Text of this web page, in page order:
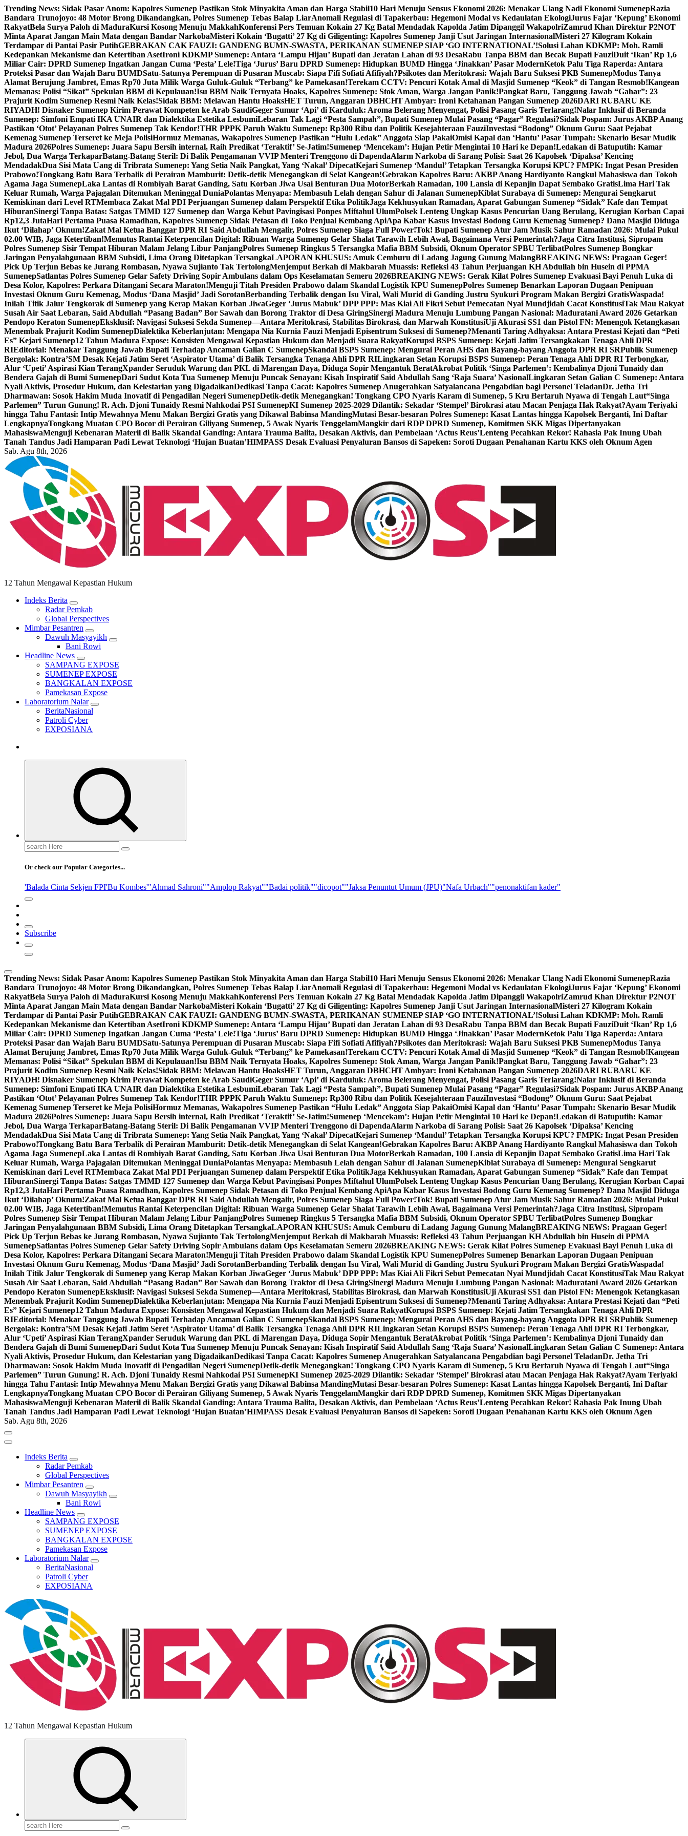
Skip
to
content
Trending News: Sidak Pasar Anom: Kapolres Sumenep Pastikan Stok Minyakita Aman dan Harga Stabil10 Hari Menuju Sensus Ekonomi 2026: Menakar Ulang Nadi Ekonomi SumenepRazia
Bandara Trunojoyo: 48 Motor Brong Dikandangkan, Polres Sumenep Tebas Balap LiarAnomali Regulasi di Tapakerbau: Hegemoni Modal vs Kedaulatan EkologiJurus Fajar ‘Kepung’ Ekonomi
RakyatBela Surya Paloh di MaduraKursi Kosong Menuju MakkahKonferensi Pers Temuan Kokain 27 Kg Batal Mendadak Kapolda Jatim Dipanggil WakapolriZamrud Khan Direktur P2NOT
Minta Aparat Jangan Main Mata dengan Bandar NarkobaMisteri Kokain ‘Bugatti’ 27 Kg di Giligenting: Kapolres Sumenep Janji Usut Jaringan InternasionalMisteri 27 Kilogram Kokain
Terdampar di Pantai Pasir PutihGEBRAKAN CAK FAUZI: GANDENG BUMN-SWASTA, PERIKANAN SUMENEP SIAP ‘GO INTERNATIONAL’!Solusi Lahan KDKMP: Moh. Ramli
Kedepankan Mekanisme dan Ketertiban AsetIroni KDKMP Sumenep: Antara ‘Lampu Hijau’ Bupati dan Jeratan Lahan di 93 DesaRabu Tanpa BBM dan Becak Bupati FauziDuit ‘Ikan’ Rp 1,6
Miliar Cair: DPRD Sumenep Ingatkan Jangan Cuma ‘Pesta’ Lele!Tiga ‘Jurus’ Baru DPRD Sumenep: Hidupkan BUMD Hingga ‘Jinakkan’ Pasar ModernKetok Palu Tiga Raperda: Antara
Proteksi Pasar dan Wajah Baru BUMDSatu-Satunya Perempuan di Pusaran Muscab: Siapa Fifi Sofiati Afifiyah?Psikotes dan Meritokrasi: Wajah Baru Suksesi PKB SumenepModus Tanya
Alamat Berujung Jambret, Emas Rp70 Juta Milik Warga Guluk-Guluk “Terbang” ke Pamekasan!Terekam CCTV: Pencuri Kotak Amal di Masjid Sumenep “Keok” di Tangan Resmob!Kangean
Memanas: Polisi “Sikat” Spekulan BBM di Kepulauan!Isu BBM Naik Ternyata Hoaks, Kapolres Sumenep: Stok Aman, Warga Jangan Panik!Pangkat Baru, Tanggung Jawab “Gahar”: 23
Prajurit Kodim Sumenep Resmi Naik Kelas!Sidak BBM: Melawan Hantu HoaksHET Turun, Anggaran DBHCHT Ambyar: Ironi Ketahanan Pangan Sumenep 2026DARI RUBARU KE
RIYADH! Disnaker Sumenep Kirim Perawat Kompeten ke Arab SaudiGeger Sumur ‘Api’ di Karduluk: Aroma Belerang Menyengat, Polisi Pasang Garis Terlarang!Nalar Inklusif di Beranda
Sumenep: Simfoni Empati IKA UNAIR dan Dialektika Estetika LesbumiLebaran Tak Lagi “Pesta Sampah”, Bupati Sumenep Mulai Pasang “Pagar” Regulasi?Sidak Pospam: Jurus AKBP Anang
Pastikan ‘Otot’ Pelayanan Polres Sumenep Tak Kendor!THR PPPK Paruh Waktu Sumenep: Rp300 Ribu dan Politik Kesejahteraan FauziInvestasi “Bodong” Oknum Guru: Saat Pejabat
Kemenag Sumenep Terseret ke Meja PolisiHormuz Memanas, Wakapolres Sumenep Pastikan “Hulu Ledak” Anggota Siap PakaiOmisi Kapal dan ‘Hantu’ Pasar Tumpah: Skenario Besar Mudik
Madura 2026Polres Sumenep: Juara Sapu Bersih internal, Raih Predikat ‘Teraktif’ Se-Jatim!Sumenep ‘Mencekam’: Hujan Petir Mengintai 10 Hari ke Depan!Ledakan di Batuputih: Kamar
Jebol, Dua Warga TerkaparBatang-Batang Steril: Di Balik Pengamanan VVIP Menteri Trenggono di DapendaAlarm Narkoba di Sarang Polisi: Saat 26 Kapolsek ‘Dipaksa’ Kencing
MendadakDua Sisi Mata Uang di Tribrata Sumenep: Yang Setia Naik Pangkat, Yang ‘Nakal’ DipecatKejari Sumenep ‘Mandul’ Tetapkan Tersangka Korupsi KPU? FMPK: Ingat Pesan Presiden
Prabowo!Tongkang Batu Bara Terbalik di Perairan Mamburit: Detik-detik Menegangkan di Selat Kangean!Gebrakan Kapolres Baru: AKBP Anang Hardiyanto Rangkul Mahasiswa dan Tokoh
Agama Jaga SumenepLaka Lantas di Rombiyah Barat Ganding, Satu Korban Jiwa Usai Benturan Dua MotorBerkah Ramadan, 100 Lansia di Kepanjin Dapat Sembako GratisLima Hari Tak
Keluar Rumah, Warga Pajagalan Ditemukan Meninggal DuniaPolantas Menyapa: Membasuh Lelah dengan Sahur di Jalanan SumenepKiblat Surabaya di Sumenep: Mengurai Sengkarut
Kemiskinan dari Level RTMembaca Zakat Mal PDI Perjuangan Sumenep dalam Perspektif Etika PolitikJaga Kekhusyukan Ramadan, Aparat Gabungan Sumenep “Sidak” Kafe dan Tempat
HiburanSinergi Tanpa Batas: Satgas TMMD 127 Sumenep dan Warga Kebut Pavingisasi Ponpes Miftahul UlumPolsek Lenteng Ungkap Kasus Pencurian Uang Berulang, Kerugian Korban Capai
Rp12,3 JutaHari Pertama Puasa Ramadhan, Kapolres Sumenep Sidak Petasan di Toko Penjual Kembang ApiApa Kabar Kasus Investasi Bodong Guru Kemenag Sumenep? Dana Masjid Diduga
Ikut ‘Dilahap’ Oknum!Zakat Mal Ketua Banggar DPR RI Said Abdullah Mengalir, Polres Sumenep Siaga Full Power!Tok! Bupati Sumenep Atur Jam Musik Sahur Ramadan 2026: Mulai Pukul
02.00 WIB, Jaga Ketertiban!Memutus Rantai Keterpencilan Digital: Ribuan Warga Sumenep Gelar Shalat Tarawih Lebih Awal, Bagaimana Versi Pemerintah?Jaga Citra Institusi, Sipropam
Polres Sumenep Sisir Tempat Hiburan Malam Jelang Libur PanjangPolres Sumenep Ringkus 5 Tersangka Mafia BBM Subsidi, Oknum Operator SPBU TerlibatPolres Sumenep Bongkar
Jaringan Penyalahgunaan BBM Subsidi, Lima Orang Ditetapkan TersangkaLAPORAN KHUSUS: Amuk Cemburu di Ladang Jagung Gunung MalangBREAKING NEWS: Pragaan Geger!
Pick Up Terjun Bebas ke Jurang Rombasan, Nyawa Sujianto Tak TertolongMenjemput Berkah di Makbarah Muassis: Refleksi 43 Tahun Perjuangan KH Abdullah bin Husein di PPMA
SumenepSatlantas Polres Sumenep Gelar Safety Driving Sopir Ambulans dalam Ops Keselamatan Semeru 2026BREAKING NEWS: Gerak Kilat Polres Sumenep Evakuasi Bayi Penuh Luka di
Desa Kolor, Kapolres: Perkara Ditangani Secara Maraton!Menguji Titah Presiden Prabowo dalam Skandal Logistik KPU SumenepPolres Sumenep Benarkan Laporan Dugaan Penipuan
Investasi Oknum Guru Kemenag, Modus ‘Dana Masjid’ Jadi SorotanBerbanding Terbalik dengan Isu Viral, Wali Murid di Ganding Justru Syukuri Program Makan Bergizi GratisWaspada!
Inilah Titik Jalur Tengkorak di Sumenep yang Kerap Makan Korban JiwaGeger ‘Jurus Mabuk’ DPP PPP: Mas Kiai Ali Fikri Sebut Pemecatan Nyai Mundjidah Cacat KonstitusiTak Mau Rakyat
Susah Air Saat Lebaran, Said Abdullah “Pasang Badan” Bor Sawah dan Borong Traktor di Desa GiringSinergi Madura Menuju Lumbung Pangan Nasional: Maduratani Award 2026 Getarkan
Pendopo Keraton SumenepEksklusif: Navigasi Suksesi Sekda Sumenep—Antara Meritokrasi, Stabilitas Birokrasi, dan Marwah KonstitusiUji Akurasi SS1 dan Pistol FN: Menengok Ketangkasan
Menembak Prajurit Kodim SumenepDialektika Keberlanjutan: Mengapa Nia Kurnia Fauzi Menjadi Episentrum Suksesi di Sumenep?Menanti Taring Adhyaksa: Antara Prestasi Kejati dan “Peti
Es” Kejari Sumenep12 Tahun Madura Expose: Konsisten Mengawal Kepastian Hukum dan Menjadi Suara RakyatKorupsi BSPS Sumenep: Kejati Jatim Tersangkakan Tenaga Ahli DPR
RIEditorial: Menakar Tanggung Jawab Bupati Terhadap Ancaman Galian C SumenepSkandal BSPS Sumenep: Mengurai Peran AHS dan Bayang-bayang Anggota DPR RI SRPublik Sumenep
Bergolak: Kontra’SM Desak Kejati Jatim Seret ‘Aspirator Utama’ di Balik Tersangka Tenaga Ahli DPR RILingkaran Setan Korupsi BSPS Sumenep: Peran Tenaga Ahli DPR RI Terbongkar,
Alur ‘Upeti’ Aspirasi Kian TerangXpander Seruduk Warung dan PKL di Marengan Daya, Diduga Sopir Mengantuk BeratAkrobat Politik ‘Singa Parlemen’: Kembalinya Djoni Tunaidy dan
Bendera Gajah di Bumi SumenepDari Sudut Kota Tua Sumenep Menuju Puncak Senayan: Kisah Inspiratif Said Abdullah Sang ‘Raja Suara’ NasionalLingkaran Setan Galian C Sumenep: Antara
Nyali Aktivis, Prosedur Hukum, dan Kelestarian yang DigadaikanDedikasi Tanpa Cacat: Kapolres Sumenep Anugerahkan Satyalancana Pengabdian bagi Personel TeladanDr. Jetha Tri
Dharmawan: Sosok Hakim Muda Inovatif di Pengadilan Negeri SumenepDetik-detik Menegangkan! Tongkang CPO Nyaris Karam di Sumenep, 5 Kru Bertaruh Nyawa di Tengah Laut“Singa
Parlemen” Turun Gunung! R. Ach. Djoni Tunaidy Resmi Nahkodai PSI SumenepKI Sumenep 2025-2029 Dilantik: Sekadar ‘Stempel’ Birokrasi atau Macan Penjaga Hak Rakyat?Ayam Teriyaki
hingga Tahu Fantasi: Intip Mewahnya Menu Makan Bergizi Gratis yang Dikawal Babinsa MandingMutasi Besar-besaran Polres Sumenep: Kasat Lantas hingga Kapolsek Berganti, Ini Daftar
LengkapnyaTongkang Muatan CPO Bocor di Perairan Giliyang Sumenep, 5 Awak Nyaris TenggelamMangkir dari RDP DPRD Sumenep, Komitmen SKK Migas Dipertanyakan
MahasiswaMenguji Kebenaran Materil di Balik Skandal Ganding: Antara Trauma Balita, Desakan Aktivis, dan Pembelaan ‘Actus Reus’Lenteng Pecahkan Rekor! Rahasia Pak Inung Ubah
Tanah Tandus Jadi Hamparan Padi Lewat Teknologi ‘Hujan Buatan’HIMPASS Desak Evaluasi Penyaluran Bansos di Sapeken: Soroti Dugaan Penahanan Kartu KKS oleh Oknum Agen
Sab. Agu 8th, 2026
12 Tahun Mengawal Kepastian Hukum
Indeks Berita
Radar Pemkab
Global Perspectives
Mimbar Pesantren
Dawuh Masyayikh
Bani Rowi
Headline News
SAMPANG EXPOSE
SUMENEP EXPOSE
BANGKALAN EXPOSE
Pamekasan Expose
Laboratorium Nalar
BeritaNasional
Patroli Cyber
EXPOSIANA
Search
for:
Or check our Popular Categories...
'Balada Cinta Sekjen FPI'Bu Kombes'"Ahmad Sahroni""Amplop Rakyat""Badai politik""dicopot""Jaksa Penuntut Umum (JPU)"Nafa Urbach""penonaktifan kader"
Subscribe
Trending News: Sidak Pasar Anom: Kapolres Sumenep Pastikan Stok Minyakita Aman dan Harga Stabil10 Hari Menuju Sensus Ekonomi 2026: Menakar Ulang Nadi Ekonomi SumenepRazia
Bandara Trunojoyo: 48 Motor Brong Dikandangkan, Polres Sumenep Tebas Balap LiarAnomali Regulasi di Tapakerbau: Hegemoni Modal vs Kedaulatan EkologiJurus Fajar ‘Kepung’ Ekonomi
RakyatBela Surya Paloh di MaduraKursi Kosong Menuju MakkahKonferensi Pers Temuan Kokain 27 Kg Batal Mendadak Kapolda Jatim Dipanggil WakapolriZamrud Khan Direktur P2NOT
Minta Aparat Jangan Main Mata dengan Bandar NarkobaMisteri Kokain ‘Bugatti’ 27 Kg di Giligenting: Kapolres Sumenep Janji Usut Jaringan InternasionalMisteri 27 Kilogram Kokain
Terdampar di Pantai Pasir PutihGEBRAKAN CAK FAUZI: GANDENG BUMN-SWASTA, PERIKANAN SUMENEP SIAP ‘GO INTERNATIONAL’!Solusi Lahan KDKMP: Moh. Ramli
Kedepankan Mekanisme dan Ketertiban AsetIroni KDKMP Sumenep: Antara ‘Lampu Hijau’ Bupati dan Jeratan Lahan di 93 DesaRabu Tanpa BBM dan Becak Bupati FauziDuit ‘Ikan’ Rp 1,6
Miliar Cair: DPRD Sumenep Ingatkan Jangan Cuma ‘Pesta’ Lele!Tiga ‘Jurus’ Baru DPRD Sumenep: Hidupkan BUMD Hingga ‘Jinakkan’ Pasar ModernKetok Palu Tiga Raperda: Antara
Proteksi Pasar dan Wajah Baru BUMDSatu-Satunya Perempuan di Pusaran Muscab: Siapa Fifi Sofiati Afifiyah?Psikotes dan Meritokrasi: Wajah Baru Suksesi PKB SumenepModus Tanya
Alamat Berujung Jambret, Emas Rp70 Juta Milik Warga Guluk-Guluk “Terbang” ke Pamekasan!Terekam CCTV: Pencuri Kotak Amal di Masjid Sumenep “Keok” di Tangan Resmob!Kangean
Memanas: Polisi “Sikat” Spekulan BBM di Kepulauan!Isu BBM Naik Ternyata Hoaks, Kapolres Sumenep: Stok Aman, Warga Jangan Panik!Pangkat Baru, Tanggung Jawab “Gahar”: 23
Prajurit Kodim Sumenep Resmi Naik Kelas!Sidak BBM: Melawan Hantu HoaksHET Turun, Anggaran DBHCHT Ambyar: Ironi Ketahanan Pangan Sumenep 2026DARI RUBARU KE
RIYADH! Disnaker Sumenep Kirim Perawat Kompeten ke Arab SaudiGeger Sumur ‘Api’ di Karduluk: Aroma Belerang Menyengat, Polisi Pasang Garis Terlarang!Nalar Inklusif di Beranda
Sumenep: Simfoni Empati IKA UNAIR dan Dialektika Estetika LesbumiLebaran Tak Lagi “Pesta Sampah”, Bupati Sumenep Mulai Pasang “Pagar” Regulasi?Sidak Pospam: Jurus AKBP Anang
Pastikan ‘Otot’ Pelayanan Polres Sumenep Tak Kendor!THR PPPK Paruh Waktu Sumenep: Rp300 Ribu dan Politik Kesejahteraan FauziInvestasi “Bodong” Oknum Guru: Saat Pejabat
Kemenag Sumenep Terseret ke Meja PolisiHormuz Memanas, Wakapolres Sumenep Pastikan “Hulu Ledak” Anggota Siap PakaiOmisi Kapal dan ‘Hantu’ Pasar Tumpah: Skenario Besar Mudik
Madura 2026Polres Sumenep: Juara Sapu Bersih internal, Raih Predikat ‘Teraktif’ Se-Jatim!Sumenep ‘Mencekam’: Hujan Petir Mengintai 10 Hari ke Depan!Ledakan di Batuputih: Kamar
Jebol, Dua Warga TerkaparBatang-Batang Steril: Di Balik Pengamanan VVIP Menteri Trenggono di DapendaAlarm Narkoba di Sarang Polisi: Saat 26 Kapolsek ‘Dipaksa’ Kencing
MendadakDua Sisi Mata Uang di Tribrata Sumenep: Yang Setia Naik Pangkat, Yang ‘Nakal’ DipecatKejari Sumenep ‘Mandul’ Tetapkan Tersangka Korupsi KPU? FMPK: Ingat Pesan Presiden
Prabowo!Tongkang Batu Bara Terbalik di Perairan Mamburit: Detik-detik Menegangkan di Selat Kangean!Gebrakan Kapolres Baru: AKBP Anang Hardiyanto Rangkul Mahasiswa dan Tokoh
Agama Jaga SumenepLaka Lantas di Rombiyah Barat Ganding, Satu Korban Jiwa Usai Benturan Dua MotorBerkah Ramadan, 100 Lansia di Kepanjin Dapat Sembako GratisLima Hari Tak
Keluar Rumah, Warga Pajagalan Ditemukan Meninggal DuniaPolantas Menyapa: Membasuh Lelah dengan Sahur di Jalanan SumenepKiblat Surabaya di Sumenep: Mengurai Sengkarut
Kemiskinan dari Level RTMembaca Zakat Mal PDI Perjuangan Sumenep dalam Perspektif Etika PolitikJaga Kekhusyukan Ramadan, Aparat Gabungan Sumenep “Sidak” Kafe dan Tempat
HiburanSinergi Tanpa Batas: Satgas TMMD 127 Sumenep dan Warga Kebut Pavingisasi Ponpes Miftahul UlumPolsek Lenteng Ungkap Kasus Pencurian Uang Berulang, Kerugian Korban Capai
Rp12,3 JutaHari Pertama Puasa Ramadhan, Kapolres Sumenep Sidak Petasan di Toko Penjual Kembang ApiApa Kabar Kasus Investasi Bodong Guru Kemenag Sumenep? Dana Masjid Diduga
Ikut ‘Dilahap’ Oknum!Zakat Mal Ketua Banggar DPR RI Said Abdullah Mengalir, Polres Sumenep Siaga Full Power!Tok! Bupati Sumenep Atur Jam Musik Sahur Ramadan 2026: Mulai Pukul
02.00 WIB, Jaga Ketertiban!Memutus Rantai Keterpencilan Digital: Ribuan Warga Sumenep Gelar Shalat Tarawih Lebih Awal, Bagaimana Versi Pemerintah?Jaga Citra Institusi, Sipropam
Polres Sumenep Sisir Tempat Hiburan Malam Jelang Libur PanjangPolres Sumenep Ringkus 5 Tersangka Mafia BBM Subsidi, Oknum Operator SPBU TerlibatPolres Sumenep Bongkar
Jaringan Penyalahgunaan BBM Subsidi, Lima Orang Ditetapkan TersangkaLAPORAN KHUSUS: Amuk Cemburu di Ladang Jagung Gunung MalangBREAKING NEWS: Pragaan Geger!
Pick Up Terjun Bebas ke Jurang Rombasan, Nyawa Sujianto Tak TertolongMenjemput Berkah di Makbarah Muassis: Refleksi 43 Tahun Perjuangan KH Abdullah bin Husein di PPMA
SumenepSatlantas Polres Sumenep Gelar Safety Driving Sopir Ambulans dalam Ops Keselamatan Semeru 2026BREAKING NEWS: Gerak Kilat Polres Sumenep Evakuasi Bayi Penuh Luka di
Desa Kolor, Kapolres: Perkara Ditangani Secara Maraton!Menguji Titah Presiden Prabowo dalam Skandal Logistik KPU SumenepPolres Sumenep Benarkan Laporan Dugaan Penipuan
Investasi Oknum Guru Kemenag, Modus ‘Dana Masjid’ Jadi SorotanBerbanding Terbalik dengan Isu Viral, Wali Murid di Ganding Justru Syukuri Program Makan Bergizi GratisWaspada!
Inilah Titik Jalur Tengkorak di Sumenep yang Kerap Makan Korban JiwaGeger ‘Jurus Mabuk’ DPP PPP: Mas Kiai Ali Fikri Sebut Pemecatan Nyai Mundjidah Cacat KonstitusiTak Mau Rakyat
Susah Air Saat Lebaran, Said Abdullah “Pasang Badan” Bor Sawah dan Borong Traktor di Desa GiringSinergi Madura Menuju Lumbung Pangan Nasional: Maduratani Award 2026 Getarkan
Pendopo Keraton SumenepEksklusif: Navigasi Suksesi Sekda Sumenep—Antara Meritokrasi, Stabilitas Birokrasi, dan Marwah KonstitusiUji Akurasi SS1 dan Pistol FN: Menengok Ketangkasan
Menembak Prajurit Kodim SumenepDialektika Keberlanjutan: Mengapa Nia Kurnia Fauzi Menjadi Episentrum Suksesi di Sumenep?Menanti Taring Adhyaksa: Antara Prestasi Kejati dan “Peti
Es” Kejari Sumenep12 Tahun Madura Expose: Konsisten Mengawal Kepastian Hukum dan Menjadi Suara RakyatKorupsi BSPS Sumenep: Kejati Jatim Tersangkakan Tenaga Ahli DPR
RIEditorial: Menakar Tanggung Jawab Bupati Terhadap Ancaman Galian C SumenepSkandal BSPS Sumenep: Mengurai Peran AHS dan Bayang-bayang Anggota DPR RI SRPublik Sumenep
Bergolak: Kontra’SM Desak Kejati Jatim Seret ‘Aspirator Utama’ di Balik Tersangka Tenaga Ahli DPR RILingkaran Setan Korupsi BSPS Sumenep: Peran Tenaga Ahli DPR RI Terbongkar,
Alur ‘Upeti’ Aspirasi Kian TerangXpander Seruduk Warung dan PKL di Marengan Daya, Diduga Sopir Mengantuk BeratAkrobat Politik ‘Singa Parlemen’: Kembalinya Djoni Tunaidy dan
Bendera Gajah di Bumi SumenepDari Sudut Kota Tua Sumenep Menuju Puncak Senayan: Kisah Inspiratif Said Abdullah Sang ‘Raja Suara’ NasionalLingkaran Setan Galian C Sumenep: Antara
Nyali Aktivis, Prosedur Hukum, dan Kelestarian yang DigadaikanDedikasi Tanpa Cacat: Kapolres Sumenep Anugerahkan Satyalancana Pengabdian bagi Personel TeladanDr. Jetha Tri
Dharmawan: Sosok Hakim Muda Inovatif di Pengadilan Negeri SumenepDetik-detik Menegangkan! Tongkang CPO Nyaris Karam di Sumenep, 5 Kru Bertaruh Nyawa di Tengah Laut“Singa
Parlemen” Turun Gunung! R. Ach. Djoni Tunaidy Resmi Nahkodai PSI SumenepKI Sumenep 2025-2029 Dilantik: Sekadar ‘Stempel’ Birokrasi atau Macan Penjaga Hak Rakyat?Ayam Teriyaki
hingga Tahu Fantasi: Intip Mewahnya Menu Makan Bergizi Gratis yang Dikawal Babinsa MandingMutasi Besar-besaran Polres Sumenep: Kasat Lantas hingga Kapolsek Berganti, Ini Daftar
LengkapnyaTongkang Muatan CPO Bocor di Perairan Giliyang Sumenep, 5 Awak Nyaris TenggelamMangkir dari RDP DPRD Sumenep, Komitmen SKK Migas Dipertanyakan
MahasiswaMenguji Kebenaran Materil di Balik Skandal Ganding: Antara Trauma Balita, Desakan Aktivis, dan Pembelaan ‘Actus Reus’Lenteng Pecahkan Rekor! Rahasia Pak Inung Ubah
Tanah Tandus Jadi Hamparan Padi Lewat Teknologi ‘Hujan Buatan’HIMPASS Desak Evaluasi Penyaluran Bansos di Sapeken: Soroti Dugaan Penahanan Kartu KKS oleh Oknum Agen
Sab. Agu 8th, 2026
Indeks Berita
Radar Pemkab
Global Perspectives
Mimbar Pesantren
Dawuh Masyayikh
Bani Rowi
Headline News
SAMPANG EXPOSE
SUMENEP EXPOSE
BANGKALAN EXPOSE
Pamekasan Expose
Laboratorium Nalar
BeritaNasional
Patroli Cyber
EXPOSIANA
12 Tahun Mengawal Kepastian Hukum
Search
for: